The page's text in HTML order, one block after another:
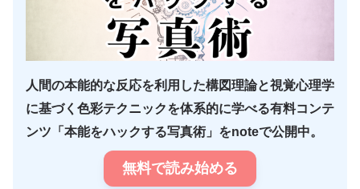
人間の本能的な反応を利用した構図理論と視覚心理学
に基づく色彩テクニックを体系的に学べる有料コンテ
ンツ「本能をハックする写真術」をnoteで公開中。
無料で読み始める